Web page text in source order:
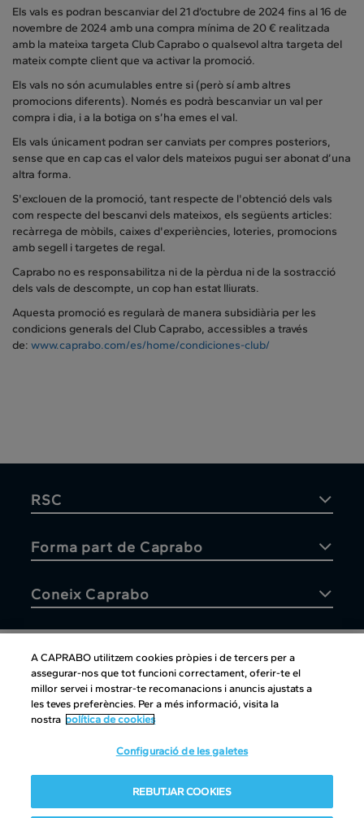
Els vals es podran bescanviar del 21 d’octubre de 2024 fins al 16 de
novembre de 2024 amb una compra mínima de 20 € realitzada
amb la mateixa targeta Club Caprabo o qualsevol altra targeta del
mateix compte client que va activar la promoció.
Els vals no són acumulables entre si (però sí amb altres
promocions diferents). Només es podrà bescanviar un val per
compra i dia, i a la botiga on s’ha emes el val.
Els vals únicament podran ser canviats per compres posteriors,
sense que en cap cas el valor dels mateixos pugui ser abonat d’una
altra forma.
S'exclouen de la promoció, tant respecte de l'obtenció dels vals
com respecte del bescanvi dels mateixos, els següents articles:
recàrrega de mòbils, caixes d'experiències, loteries, promocions
amb segell i targetes de regal.
Caprabo no es responsabilitza ni de la pèrdua ni de la sostracció
dels vals de descompte, un cop han estat lliurats.
Aquesta promoció es regularà de manera subsidiària per les
condicions generals del Club Caprabo, accessibles a través
de: www.caprabo.com/es/home/condiciones-club/
RSC
Forma part de Caprabo
Coneix Caprabo
Atenció al client
Copyright| Política de cookies
Canal intern d'informació
A CAPRABO utilitzem cookies pròpies i de tercers per a
assegurar-nos que tot funcioni correctament, oferir-te el
millor servei i mostrar-te recomanacions i anuncis ajustats a
les teves preferències. Per a més informació, visita la
nostra política de cookies
Configuració de les galetes
REBUTJAR COOKIES